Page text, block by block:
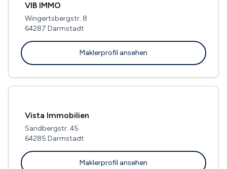
VIB IMMO
Wingertsbergstr. 8
64287 Darmstadt
Maklerprofil ansehen
Vista Immobilien
Sandbergstr. 45
64285 Darmstadt
Maklerprofil ansehen